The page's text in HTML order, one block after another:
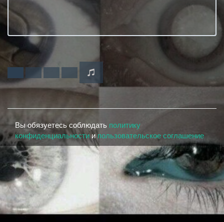
Вы обязуетесь соблюдать политику
конфиденциальностиипользовательское соглашение